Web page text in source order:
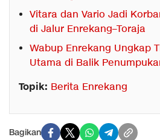
Vitara dan Vario Jadi
di Jalur Enrekang–Toraja
Wabup Enrekang Ungkap
Utama di Balik
Topik: Berita Enrekang
Bagikan